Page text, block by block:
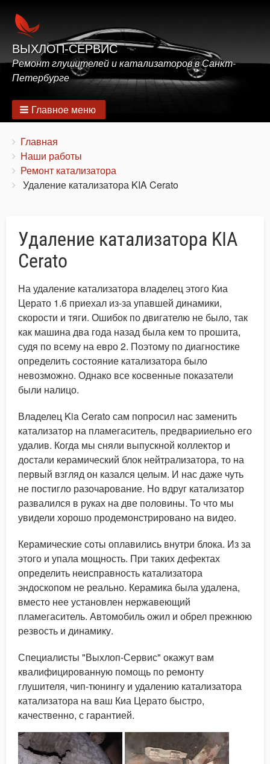
ВЫХЛОП-СЕРВИС
Ремонт глушителей и катализаторов в Санкт-
Петербурге
Главное меню
Строка
навигации
You
are
here:
Главная
Наши работы
Ремонт катализатора
Удаление катализатора KIA Cerato
Удаление катализатора KIA
Cerato
На удаление катализатора владелец этого Киа
Церато 1.6 приехал из-за упавшей динамики,
скорости и тяги. Ошибок по двигателю не было, так
как машина два года назад была кем то прошита,
судя по всему на евро 2. Поэтому по диагностике
определить состояние катализатора было
невозможно. Однако все косвенные показатели
были налицо.
Владелец Kia Cerato сам попросил нас заменить
катализатор на пламегаситель, предварииельно его
удалив. Когда мы сняли выпускной коллектор и
достали керамический блок нейтрализатора, то на
первый взгляд он казался целым. И нас даже чуть
не постигло разочарование. Но вдруг катализатор
развалился в руках на две половины. То что мы
увидели хорошо продемонстрировано на видео.
Керамические соты оплавились внутри блока. Из за
этого и упала мощность. При таких дефектах
определить неисправность катализатора
эндоскопом не реально. Керамика была удалена,
вместо нее установлен нержавеющий
пламегаситель. Автомобиль ожил и обрел прежнюю
резвость и динамику.
Специалисты "Выхлоп-Сервис" окажут вам
квалифицированную помощь по ремонту
глушителя, чип-тюнингу и удалению катализатора
катализатора на ваш Киа Церато быстро,
качественно, с гарантией.